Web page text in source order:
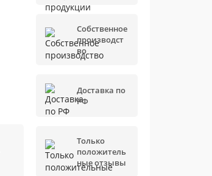
Собственное
производст
во
Доставка по
РФ
Только
положитель
ные отзывы